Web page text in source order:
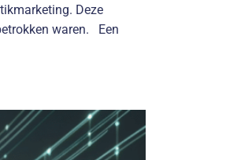
Deze
waren. Een